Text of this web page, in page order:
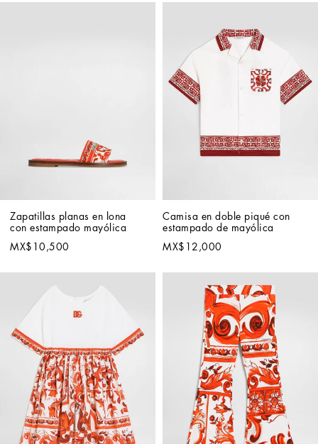
Zapatillas planas en lona
con estampado mayólica
MX$10,500
Camisa en doble piqué con
estampado de mayólica
MX$12,000